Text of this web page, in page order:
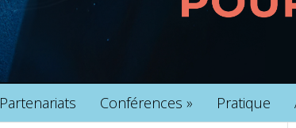
Partenariats Conférences » Pratique